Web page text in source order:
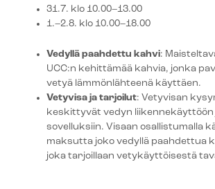
31.7. klo 10.00–13.00
1.–2.8. klo 10.00–18.00
Vedyllä paahdettu kahvi:
UCC:n kehittämää kahvia, jonka
vetyä lämmönlähteenä käyttäen.
Vetyvisa ja tarjoilut: Vetyvisan
keskittyvät vedyn liikennekäyttöön
sovelluksiin. Visaan osallistumalla
maksutta joko vedyllä paahdettua
joka tarjoillaan vetykäyttöisestä